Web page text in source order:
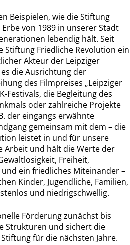
Beispielen, wie die Stiftung
von 1989 in unserer Stadt
lebendig hält. Seit
Stiftung Friedliche Revolution ein
Akteur der Leipziger
die Ausrichtung der
des Filmpreises „Leipziger
Festivals, die Begleitung des
oder zahlreiche Projekte
der eingangs erwähnte
gemeinsam mit dem – die
leistet in und für unsere
Arbeit und hält die Werte der
Freiheit,
ein friedliches Miteinander –
Kinder, Jugendliche, Familien,
und niedrigschwellig.
Förderung zunächst bis
Strukturen und sichert die
für die nächsten Jahre.